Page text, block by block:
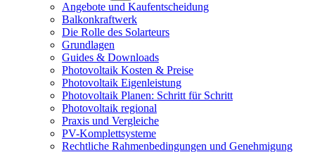
Angebote und Kaufentscheidung
Balkonkraftwerk
Die Rolle des Solarteurs
Grundlagen
Guides & Downloads
Photovoltaik Kosten & Preise
Photovoltaik Eigenleistung
Photovoltaik Planen: Schritt für Schritt
Photovoltaik regional
Praxis und Vergleiche
PV-Komplettsysteme
Rechtliche Rahmenbedingungen und Genehmigung